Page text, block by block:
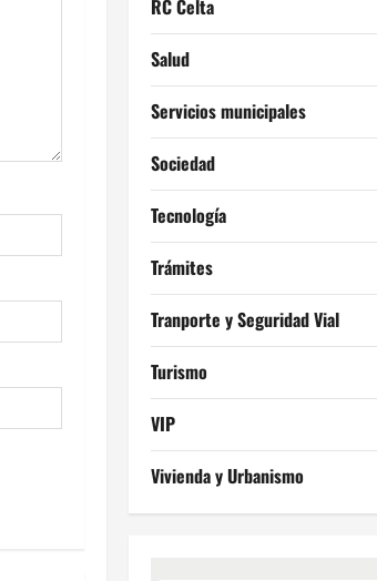
RC Celta
Salud
Servicios municipales
Sociedad
Tecnología
Trámites
Tranporte y Seguridad Vial
Turismo
VIP
Vivienda y Urbanismo